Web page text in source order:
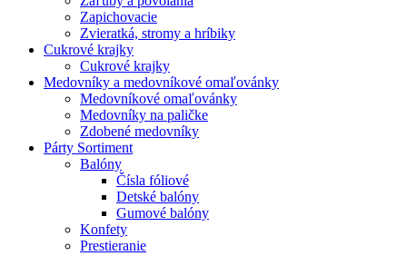
Zapichovacie
Zvieratká, stromy a hríbiky
Cukrové krajky
Cukrové krajky
Medovníky a medovníkové omaľovánky
Medovníkové omaľovánky
Medovníky na paličke
Zdobené medovníky
Párty Sortiment
Balóny
Čísla fóliové
Detské balóny
Gumové balóny
Konfety
Prestieranie